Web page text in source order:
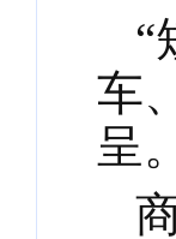
“
车
呈